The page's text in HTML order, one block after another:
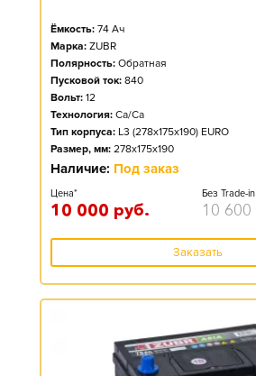
Ёмкость: 74 Ач
Марка: ZUBR
Полярность: Обратная
Пусковой ток: 840
Вольт: 12
Технология: Ca/Ca
Тип корпуса: L3 (278x175x190) EURO
Размер, мм: 278x175x190
Наличие: Под заказ
Цена*
10 000 руб.
Без Trade-in
10 600
Заказать